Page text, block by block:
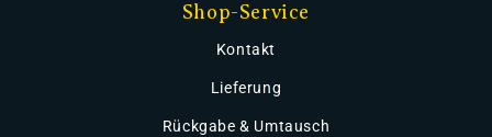
Shop-Service
Kontakt
Lieferung
Rückgabe & Umtausch